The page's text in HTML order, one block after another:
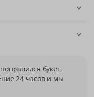
букет,
24 часов и мы